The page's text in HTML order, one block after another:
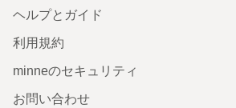
ヘルプとガイド
利用規約
minneのセキュリティ
お問い合わせ